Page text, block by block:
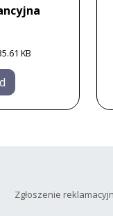
KB
Zgłoszenie